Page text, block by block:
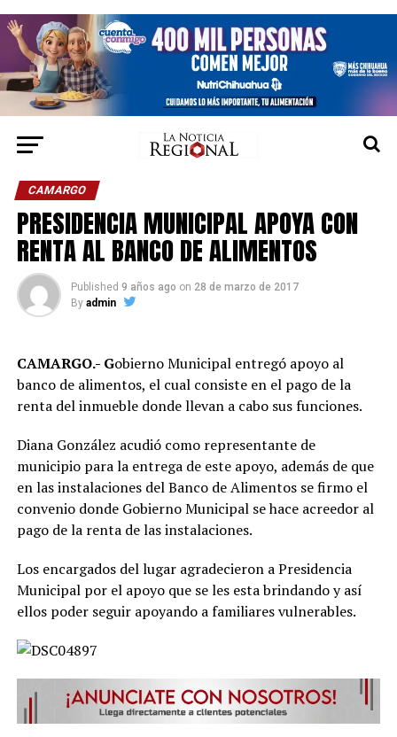
CAMARGO
PRESIDENCIA MUNICIPAL APOYA CON
RENTA AL BANCO DE ALIMENTOS
Published 9 años ago on 28 de marzo de 2017
By admin
CAMARGO.- Gobierno Municipal entregó apoyo al
banco de alimentos, el cual consiste en el pago de la
renta del inmueble donde llevan a cabo sus funciones.
Diana González acudió como representante de
municipio para la entrega de este apoyo, además de que
en las instalaciones del Banco de Alimentos se firmo el
convenio donde Gobierno Municipal se hace acreedor al
pago de la renta de las instalaciones.
Los encargados del lugar agradecieron a Presidencia
Municipal por el apoyo que se les esta brindando y así
ellos poder seguir apoyando a familiares vulnerables.